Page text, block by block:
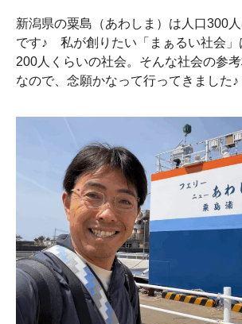
メディア掲載情報
お問い合わせ
イベント・講演情報
メディア掲載情報
新潟県の粟島（あわしま）は人口300
です♪ 私が創りたい「まぁるい社会」
200人くらいの社会。そんな社会の参
なので、念願かなって行ってきました♪